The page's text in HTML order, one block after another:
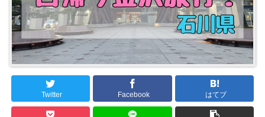
Twitter Facebook はてブ